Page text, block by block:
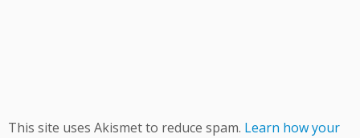
This site uses Akismet to reduce spam. Learn how your